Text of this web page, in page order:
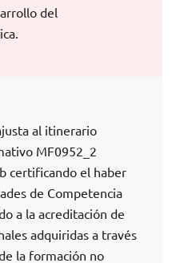
del
al itinerario
MF0952_2
certificando el haber
de Competencia
a la acreditación de
adquiridas a través
la formación no